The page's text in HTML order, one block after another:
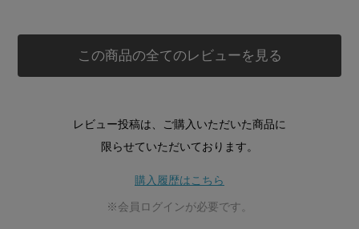
この商品の全てのレビューを見る
レビュー投稿は、ご購入いただいた商品に
限らせていただいております。
購入履歴はこちら
※会員ログインが必要です。